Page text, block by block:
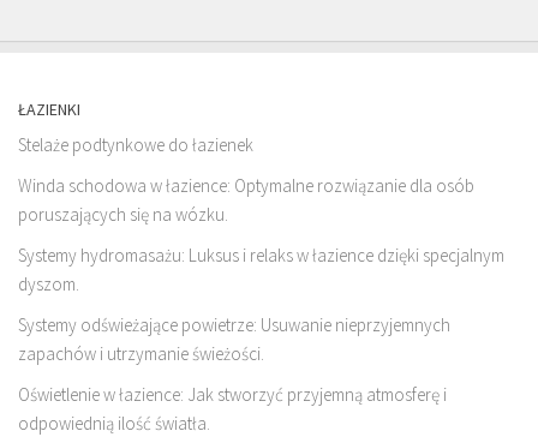
ŁAZIENKI
Stelaże podtynkowe do łazienek
Winda schodowa w łazience: Optymalne rozwiązanie dla osób
poruszających się na wózku.
Systemy hydromasażu: Luksus i relaks w łazience dzięki specjalnym
dyszom.
Systemy odświeżające powietrze: Usuwanie nieprzyjemnych
zapachów i utrzymanie świeżości.
Oświetlenie w łazience: Jak stworzyć przyjemną atmosferę i
odpowiednią ilość światła.